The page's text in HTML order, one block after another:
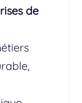
de